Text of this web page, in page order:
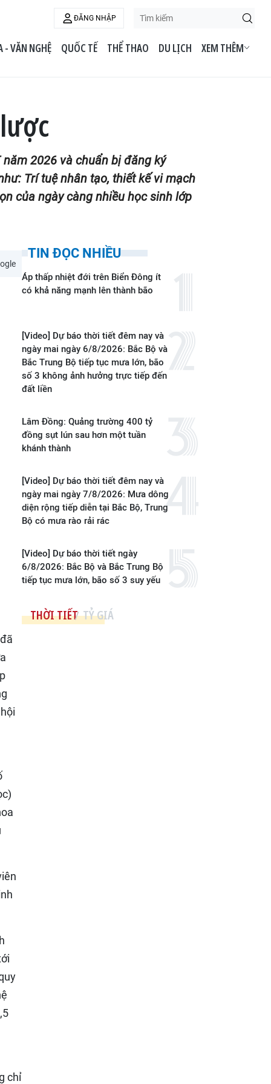
ĐĂNG NHẬP
- VĂN NGHỆ QUỐC TẾ THỂ THAO DU LỊCH XEM THÊM
2026 và chuẩn bị đăng ký
Trí tuệ nhân tạo, thiết kế vi mạch
của ngày càng nhiều học sinh lớp
chỉ
TIN ĐỌC NHIỀU
Áp thấp nhiệt đới trên Biển Đông ít
có khả năng mạnh lên thành bão
[Video] Dự báo thời tiết đêm nay và
ngày mai ngày 6/8/2026: Bắc Bộ và
Bắc Trung Bộ tiếp tục mưa lớn, bão
số 3 không ảnh hưởng trực tiếp đến
đất liền
Lâm Đồng: Quảng trường 400 tỷ
đồng sụt lún sau hơn một tuần
khánh thành
[Video] Dự báo thời tiết đêm nay và
ngày mai ngày 7/8/2026: Mưa dông
diện rộng tiếp diễn tại Bắc Bộ, Trung
Bộ có mưa rào rải rác
[Video] Dự báo thời tiết ngày
6/8/2026: Bắc Bộ và Bắc Trung Bộ
tiếp tục mưa lớn, bão số 3 suy yếu
THỜI TIẾT TỶ GIÁ